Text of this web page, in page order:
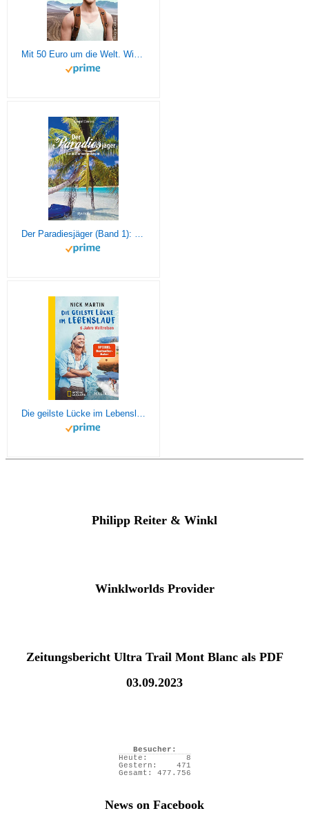
Mit 50 Euro um die Welt. Wie ich mit wenig in der Tasche loszog und als reicher Mensch zurückkam
Der Paradiesjäger (Band 1): Für immer ausgestiegen
Die geilste Lücke im Lebenslauf: 6 Jahre Weltreisen | Der erfolgreiche Reisebericht erstmals im Taschenbuch
Philipp Reiter & Winkl
Winklworlds Provider
Zeitungsbericht Ultra Trail Mont Blanc als PDF
03.09.2023
Besucher:
Heute:
8
Gestern:
471
Gesamt:
477.756
News on Facebook